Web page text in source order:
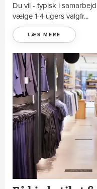
Du vil - typisk i
vælge 1-4 ugers valgfr...
LÆS MERE